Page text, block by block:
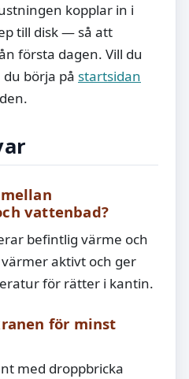
kopplar in i
till disk — så att
första dagen. Vill du
börja på startsidan
vattenbad?
befintlig värme och
aktivt och ger
för rätter i kantin.
för minst
med droppbricka